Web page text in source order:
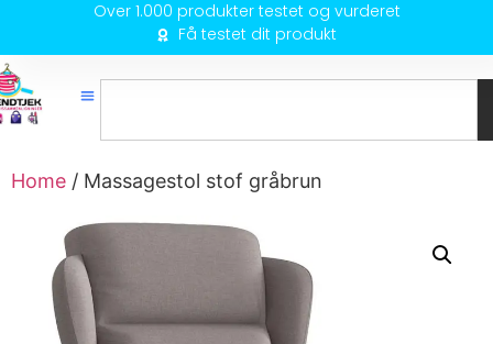
Over 1.000 produkter testet og vurderet
Få testet dit produkt
Home / Massagestol stof gråbrun